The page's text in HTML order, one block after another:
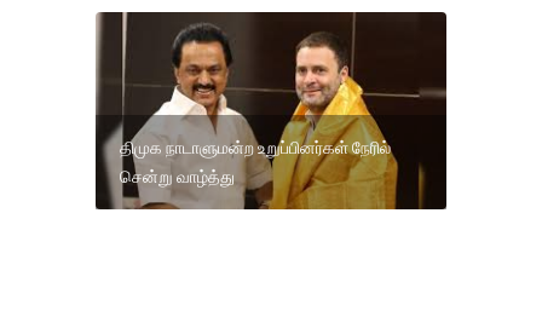
திமுக நாடாளுமன்ற உறுப்பினர்கள் நேரில்
சென்று வாழ்த்து